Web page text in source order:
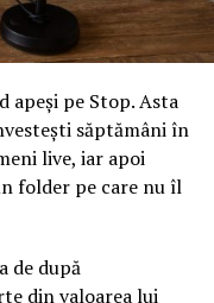
apeși pe Stop. Asta
săptămâni în
live, iar apoi
folder pe care nu îl
de după
din valoarea lui